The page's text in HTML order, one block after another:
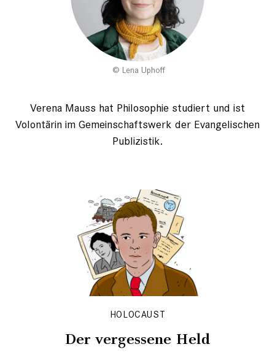
Lena Uphoff
Verena Mauss hat Philosophie studiert und ist
Volontärin im Gemeinschaftswerk der Evangelischen
Publizistik.
HOLOCAUST
Der vergessene Held